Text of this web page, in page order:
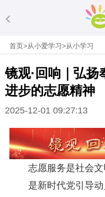
首页>从小爱学习>从小学习
镜观·回响｜弘扬
进步的志愿精神
2025-12-01 09:27:13
志愿服务是社会
是新时代党引导